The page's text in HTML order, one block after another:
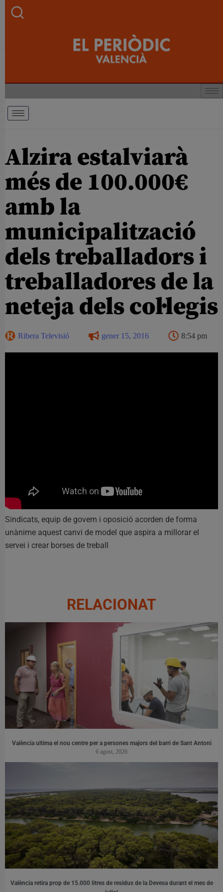
Alzira estalviarà
més de 100.000€
amb la
municipalització
dels treballadors i
treballadores de la
neteja dels col·legis
Ribera Televisió gener 15, 2016 8:54 pm
Sindicats, equip de govern i oposició acorden de forma
unànime aquest canvi de model que aspira a millorar el
servei i crear borses de treball
RELACIONAT
València ultima el nou centre per a persones majors del barri de Sant Antoni
6 agost, 2026
València retira prop de 15.000 litres de residus de la Devesa durant el mes de